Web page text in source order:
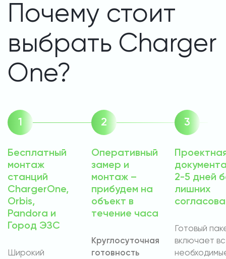
Почему стоит
выбрать Charger
One?
Бесплатный
монтаж
станций
ChargerOne,
Orbis,
Pandora и
Город ЭЗС
Широкий
Оперативный
замер и
монтаж –
прибудем на
объект в
течение часа
Круглосуточная
готовность
2-5 дней
лишних
Готовый
включает